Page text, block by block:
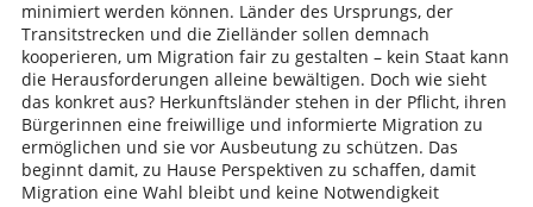
minimiert werden können. Länder des Ursprungs, der
Transitstrecken und die Zielländer sollen demnach
kooperieren, um Migration fair zu gestalten – kein Staat kann
die Herausforderungen alleine bewältigen. Doch wie sieht
das konkret aus? Herkunftsländer stehen in der Pflicht, ihren
Bürgerinnen eine freiwillige und informierte Migration zu
ermöglichen und sie vor Ausbeutung zu schützen. Das
beginnt damit, zu Hause Perspektiven zu schaffen, damit
Migration eine Wahl bleibt und keine Notwendigkeit